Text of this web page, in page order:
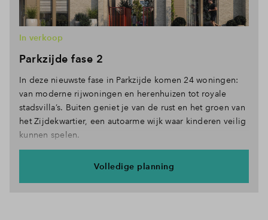
Parkzijde fase 2
In verkoop
In deze nieuwste fase in Parkzijde komen 24 woningen:
van moderne rijwoningen en herenhuizen tot royale
stadsvilla’s. Buiten geniet je van de rust en het groen van
het Zijdekwartier, een autoarme wijk waar kinderen veilig
kunnen spelen.
Volledige planning